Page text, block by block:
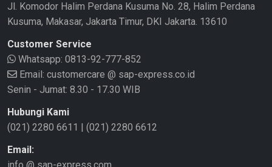
Jl. Komodor Halim Perdana Kusuma No. 28, Halim Perdana
Kusuma, Makasar, Jakarta Timur, DKI Jakarta. 13610
Customer Service
Whatsapp: 0813-92-777-852
Email: customercare @ sap-express.co.id
Senin - Jumat: 8.30 - 17.30 WIB
Hubungi Kami
(021) 2280 6611
(021) 2280 6612
Email: